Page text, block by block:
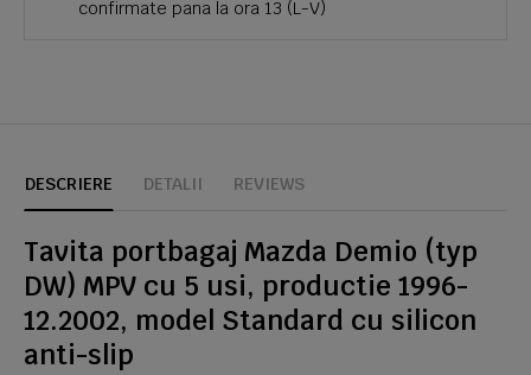
confirmate pana la ora 13 (L-V)
DESCRIERE DETALII REVIEWS
Tavita portbagaj Mazda Demio (typ
DW) MPV cu 5 usi, productie 1996-
12.2002, model Standard cu silicon
anti-slip